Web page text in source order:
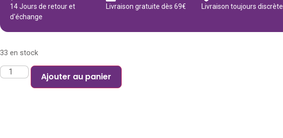
14 Jours de retour et
d'échange
Livraison gratuite dès 69€ Livraison toujours discrète
33 en stock
Ajouter au panier